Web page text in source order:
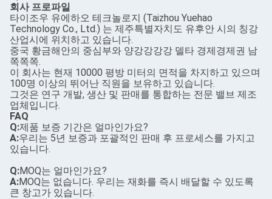
회사 프로파일
타이조우 유에하오 테크놀로지 (Taizhou Yuehao
Technology Co., Ltd.) 는 제주특별자치도 유후안 시의 칭강
산업시에 위치하고 있습니다.
중국 황금해안의 중심부와 양강강강강 델타 경제경제권 남
쪽쪽쪽.
이 회사는 현재 10000 평방 미터의 면적을 차지하고 있으며
100명 이상의 뛰어난 직원을 보유하고 있습니다.
그것은 연구 개발, 생산 및 판매를 통합하는 전문 밸브 제조
업체입니다.
FAQ
Q:제품 보증 기간은 얼마인가요?
A:우리는 5년 보증과 포괄적인 판매 후 프로세스를 가지고
있습니다.
Q:MOQ는 얼마인가요?
A:MOQ는 없습니다. 우리는 재화를 즉시 배달할 수 있도록
큰 창고가 있습니다.